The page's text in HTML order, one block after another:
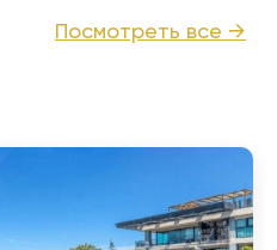
Посмотреть все →